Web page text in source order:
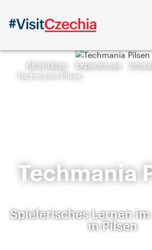
Aktivitäten Experiences
Techmania Pilsen
Techmania
Spielerisches Lernen
in Pilsen